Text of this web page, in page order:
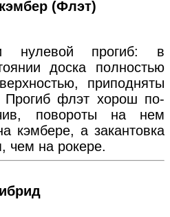
(Флэт)
нулевой прогиб: в
доска полностью
приподняты
Прогиб флэт хорош по-
повороты на нем
кэмбере, а закантовка
чем на рокере.